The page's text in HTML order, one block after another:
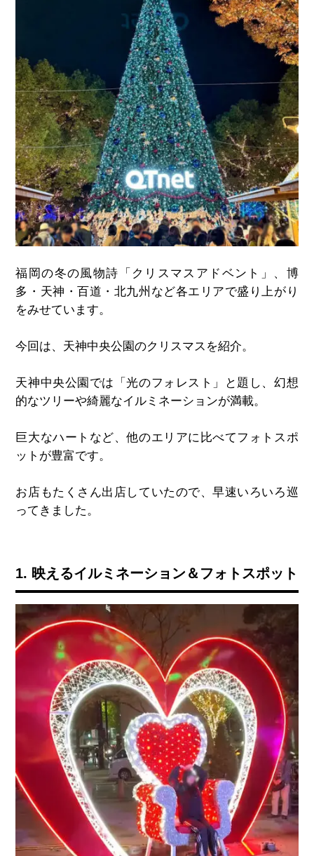
福岡の冬の風物詩「クリスマスアドベント」、博
多・天神・百道・北九州など各エリアで盛り上がり
をみせています。
今回は、天神中央公園のクリスマスを紹介。
天神中央公園では「光のフォレスト」と題し、幻想
的なツリーや綺麗なイルミネーションが満載。
巨大なハートなど、他のエリアに比べてフォトスポ
ットが豊富です。
お店もたくさん出店していたので、早速いろいろ巡
ってきました。
1. 映えるイルミネーション＆フォトスポット